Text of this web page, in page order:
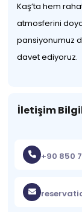
Kaş’ta hem
atmosferini
pansiyonumuz
davet ediyoruz.
İletişim
+90 850